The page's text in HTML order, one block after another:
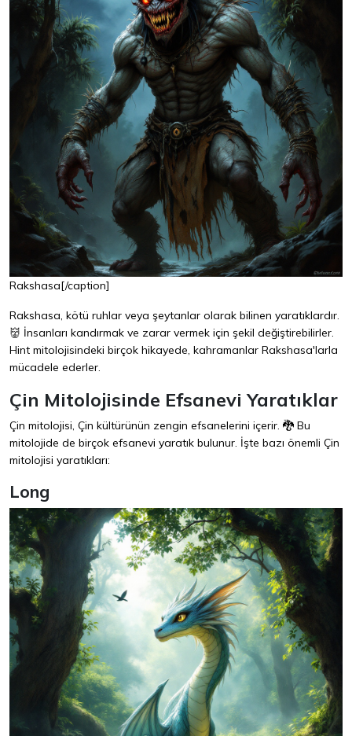
Rakshasa[/caption]
Rakshasa, kötü ruhlar veya şeytanlar olarak bilinen yaratıklardır.
👹 İnsanları kandırmak ve zarar vermek için şekil değiştirebilirler.
Hint mitolojisindeki birçok hikayede, kahramanlar Rakshasa'larla
mücadele ederler.
Çin Mitolojisinde Efsanevi Yaratıklar
Çin mitolojisi, Çin kültürünün zengin efsanelerini içerir. 🐉 Bu
mitolojide de birçok efsanevi yaratık bulunur. İşte bazı önemli Çin
mitolojisi yaratıkları:
Long